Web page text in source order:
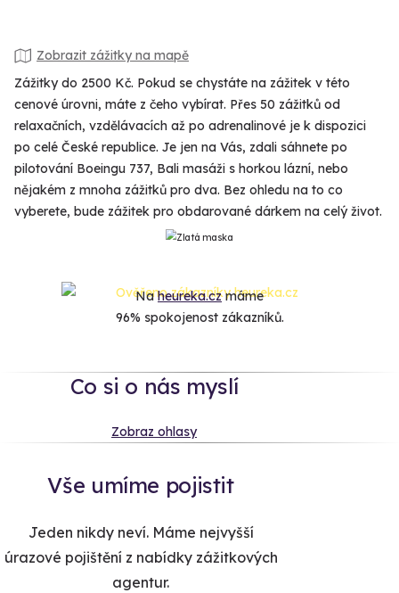
Zobrazit zážitky na mapě
Zážitky do 2500 Kč. Pokud se chystáte na zážitek v této
cenové úrovni, máte z čeho vybírat. Přes 50 zážitků od
relaxačních, vzdělávacích až po adrenalinové je k dispozici
po celé České republice. Je jen na Vás, zdali sáhnete po
pilotování Boeingu 737, Bali masáži s horkou lázní, nebo
nějakém z mnoha zážitků pro dva. Bez ohledu na to co
vyberete, bude zážitek pro obdarované dárkem na celý život.
Naheureka.czmáme
96% spokojenost zákazníků.
Co si o nás myslí
Zobraz ohlasy
Vše umíme pojistit
Jeden nikdy neví. Máme nejvyšší
úrazové pojištění z nabídky zážitkových
agentur.